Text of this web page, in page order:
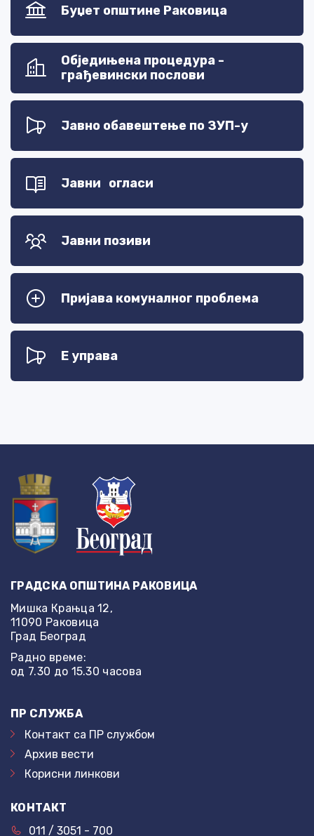
Буџет општине Раковица
Обједињена процедура -
грађевински послови
Јавно обавештење по ЗУП-у
Јавни огласи
Јавни позиви
Пријава комуналног проблема
Е управа
ГРАДСКА ОПШТИНА РАКОВИЦА
Мишка Крањца 12,
11090 Раковица
Град Београд
Радно време:
од 7.30 до 15.30 часова
ПР СЛУЖБА
Контакт са ПР службом
Архив вести
Корисни линкови
КОНТАКТ
011 / 3051 - 700